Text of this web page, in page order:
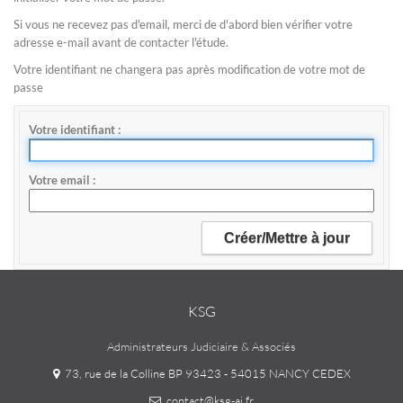
Si vous ne recevez pas d'email, merci de d'abord bien vérifier votre
adresse e-mail avant de contacter l'étude.
Votre identifiant ne changera pas après modification de votre mot de
passe
Votre identifiant
Votre email
KSG
Administrateurs Judiciaire & Associés
73, rue de la Colline BP 93423 - 54015 NANCY CEDEX